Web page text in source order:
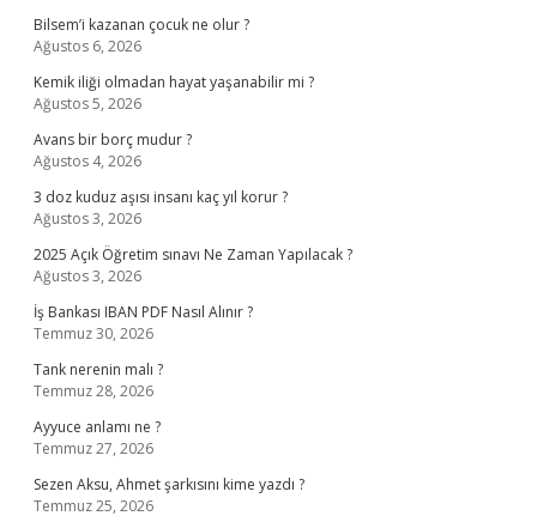
Bilsem’i kazanan çocuk ne olur ?
Ağustos 6, 2026
Kemik iliği olmadan hayat yaşanabilir mi ?
Ağustos 5, 2026
Avans bir borç mudur ?
Ağustos 4, 2026
3 doz kuduz aşısı insanı kaç yıl korur ?
Ağustos 3, 2026
2025 Açık Öğretim sınavı Ne Zaman Yapılacak ?
Ağustos 3, 2026
İş Bankası IBAN PDF Nasıl Alınır ?
Temmuz 30, 2026
Tank nerenin malı ?
Temmuz 28, 2026
Ayyuce anlamı ne ?
Temmuz 27, 2026
Sezen Aksu, Ahmet şarkısını kime yazdı ?
Temmuz 25, 2026